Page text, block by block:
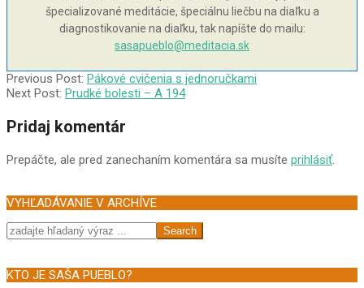
špecializované meditácie, špeciálnu liečbu na diaľku a
diagnostikovanie na diaľku, tak napíšte do mailu:
sasapueblo@meditacia.sk
2004-
09-
Previous Post: Pákové cvičenia s jednoručkami
Next Post: Prudké bolesti – A 194
Pridaj komentár
Prepáčte, ale pred zanechaním komentára sa musíte prihlásiť.
VYHĽADÁVANIE V ARCHÍVE
Search
KTO JE SAŠA PUEBLO?